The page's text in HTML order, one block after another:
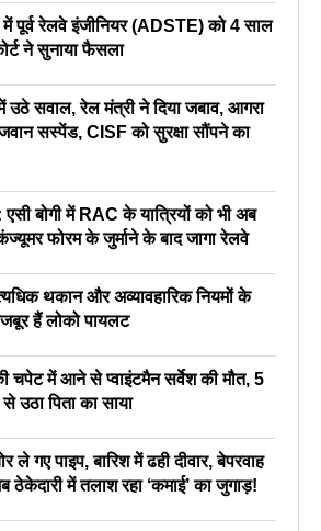
में पूर्व रेलवे इंजीनियर (ADSTE) को 4 साल
ने सुनाया फैसला
उठे सवाल, रेल मंत्री ने दिया जबाव, आगरा
सस्पेंड, CISF को सुरक्षा सौंपने का
एसी बोगी में RAC के यात्रियों को भी अब
फोरम के जुर्माने के बाद जागा रेलवे
थकान और अव्यावहारिक नियमों के
हैं लोको पायलट
चपेट में आने से प्वाइंटमैन सर्वेश की मौत, 5
उठा पिता का साया
गए पाइप, बारिश में ढही दीवार, बेपरवाह
ठेकेदारी में तलाश रहा ‘कमाई’ का जुगाड़!